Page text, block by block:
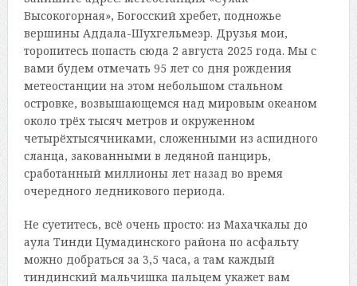
Высокогорная», Богосский хребет, подножье
вершины Аддала-Шухгельмеэр. Друзья мои,
торопитесь попасть сюда 2 августа 2025 года. Мы с
вами будем отмечать 95 лет со дня рождения
метеостанции на этом небольшом стальном
островке, возвышающемся над мировым океаном
около трёх тысяч метров и окруженном
четырёхтысячниками, сложенными из аспидного
сланца, закованными в ледяной панцирь,
сработанный миллионы лет назад во время
очередного ледникового периода.
Не суетитесь, всё очень просто: из Махачкалы до
аула Тинди Цумадинского района по асфальту
можно добраться за 3,5 часа, а там каждый
тиндинский мальчишка пальцем укажет вам